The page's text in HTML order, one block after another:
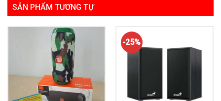
SẢN PHẨM TƯƠNG TỰ
-25%